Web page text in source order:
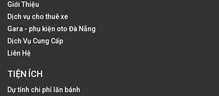
Giới Thiệu
Dịch vụ cho thuê xe
Gara - phụ kiện oto Đà Nẵng
Dịch Vụ Cung Cấp
Liên Hệ
TIỆN ÍCH
Dự tính chi phí lăn bánh